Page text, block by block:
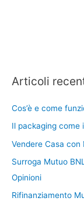
Articoli
Cos’è e come
Il packaging come
Vendere Casa con
Surroga Mutuo
Opinioni
Rifinanziamento